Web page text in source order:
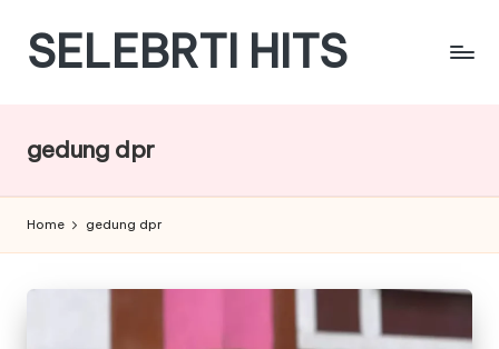
SkipSELEBRTI HITS
berita
tentang
artis
indonesia
gedung dpr
Home gedung dpr